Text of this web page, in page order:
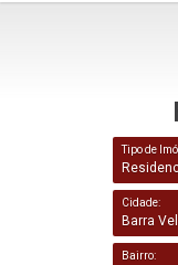
Tipo de
Cidade:
Barra
Bairro: